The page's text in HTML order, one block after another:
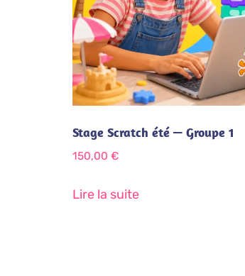
Stage Scratch été — Groupe 1
150,00 €
Lire la suite